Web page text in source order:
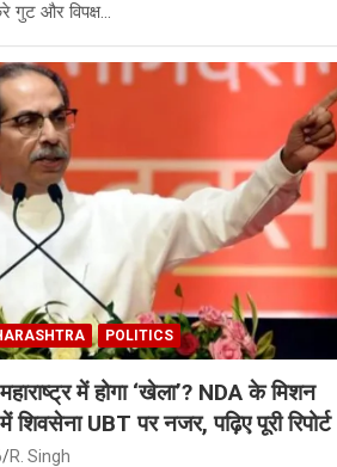
गुट और विपक्ष…
POLITICS
में होगा ‘खेला’? NDA के मिशन
शिवसेना UBT पर नजर, पढ़िए पूरी रिपोर्ट
R. Singh